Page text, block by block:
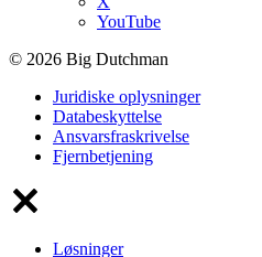
YouTube
© 2026 Big Dutchman
Juridiske oplysninger
Databeskyttelse
Ansvarsfraskrivelse
Fjernbetjening
Løsninger